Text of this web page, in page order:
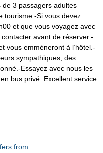
de 3 passagers adultes
tourisme.-Si vous devez
et que vous voyagez avec
avant de réserver.-
vous emmèneront à l’hôtel.-
sympathiques, des
Essayez avec nous les
bus privé. Excellent service